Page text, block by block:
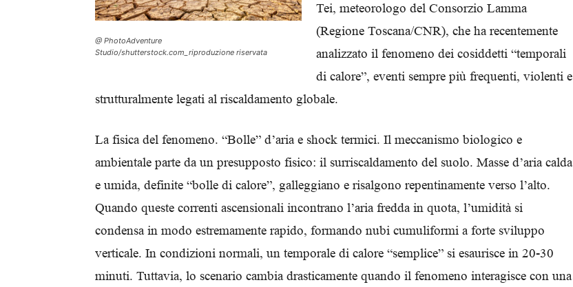
dei
@ PhotoAdventure
Studio/shutterstock.com_riproduzione riservata
Tei, meteorologo del Consorzio Lamma
(Regione Toscana/CNR), che ha recentemente
analizzato il fenomeno dei cosiddetti “temporali
di calore”, eventi sempre più frequenti, violenti e
strutturalmente legati al riscaldamento globale.
La fisica del fenomeno. “Bolle” d’aria e shock termici. Il meccanismo biologico e
ambientale parte da un presupposto fisico: il surriscaldamento del suolo. Masse d’aria calda
e umida, definite “bolle di calore”, galleggiano e risalgono repentinamente verso l’alto.
Quando queste correnti ascensionali incontrano l’aria fredda in quota, l’umidità si
condensa in modo estremamente rapido, formando nubi cumuliformi a forte sviluppo
verticale. In condizioni normali, un temporale di calore “semplice” si esaurisce in 20-30
minuti. Tuttavia, lo scenario cambia drasticamente quando il fenomeno interagisce con una